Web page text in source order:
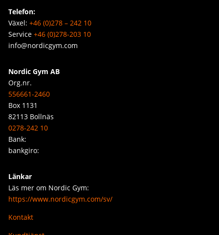
Telefon:
Växel: +46 (0)278 – 242 10
Service +46 (0)278-203 10
info@nordicgym.com
Nordic Gym AB
Org.nr.
556661-2460
Box 1131
82113 Bollnäs
0278-242 10
Bank:
bankgiro:
Länkar
Läs mer om Nordic Gym:
https://www.nordicgym.com/sv/
Kontakt